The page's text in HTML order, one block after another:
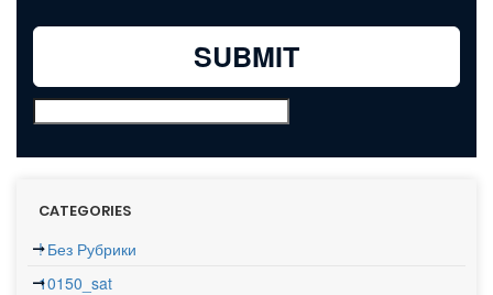
CATEGORIES
! Без Рубрики
10150_sat